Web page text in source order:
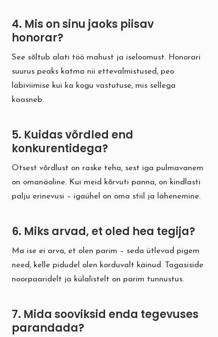
4. Mis on sinu jaoks piisav
honorar?
See sõltub alati töö mahust ja iseloomust. Honorari
suurus peaks katma nii ettevalmistused, peo
läbiviimise kui ka kogu vastutuse, mis sellega
kaasneb.
5. Kuidas võrdled end
konkurentidega?
Otsest võrdlust on raske teha, sest iga pulmavanem
on omanäoline. Kui meid kõrvuti panna, on kindlasti
palju erinevusi – igaühel on oma stiil ja lähenemine.
6. Miks arvad, et oled hea tegija?
Ma ise ei arva, et olen parim – seda ütlevad pigem
need, kelle pidudel olen korduvalt käinud. Tagasiside
noorpaaridelt ja külalistelt on parim tunnustus.
7. Mida sooviksid enda tegevuses
parandada?